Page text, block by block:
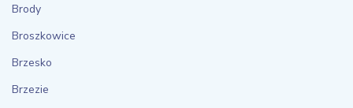
Brody
Broszkowice
Brzesko
Brzezie